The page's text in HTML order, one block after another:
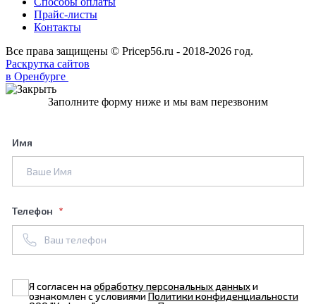
Прайс-листы
Контакты
Все права защищены © Pricep56.ru - 2018-2026 год.
Раскрутка сайтов
в Оренбурге
Заполните форму ниже и мы вам перезвоним
Имя
Телефон
Я согласен наобработку персональных данныхи
ознакомлен с условиямиПолитики конфиденциальности